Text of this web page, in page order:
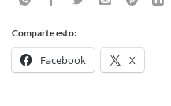
Comparte esto:
Facebook X